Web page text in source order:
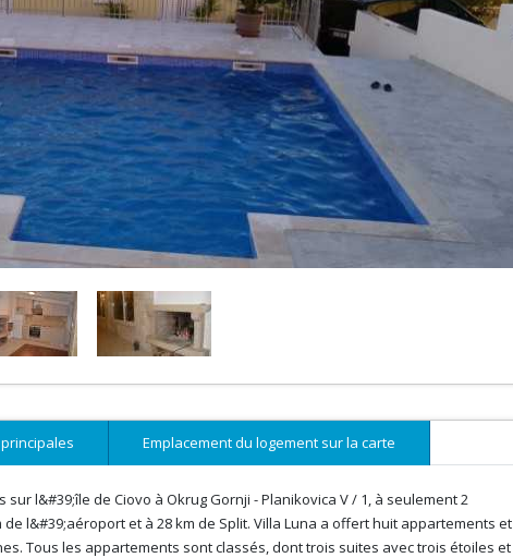
Emplacement du logement sur la carte
l&#39;île de Ciovo à Okrug Gornji - Planikovica V / 1, à seulement 2
l&#39;aéroport et à 28 km de Split. Villa Luna a offert huit appartements et
Tous les appartements sont classés, dont trois suites avec trois étoiles et